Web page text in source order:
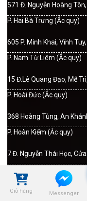
Giỏ hàng Messenger
571 Đ. Nguyễn Hoàng
P. Hai Bà Trưng (Ắc quy)
605 P. Minh Khai, Vĩnh
P. Nam Từ Liêm (Ắc quy)
15 Đ.Lê Quang Đạo, Mễ
P. Hoài Đức (Ắc quy)
368 Hoàng Tùng, An
P. Hoàn Kiếm (Ắc quy)
7 Đ. Nguyễn Thái Học,
P. Hoàng Mai (Ắc quy)
Số 278, Tam Trinh, Yên